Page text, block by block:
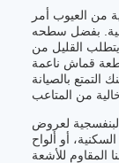
من العيوب أمر
بفضل سطحه
القليل من
قماش ناعمة
التمتع بالصيانة
من المتاعب
لعروض
أو ألواح
المقاوم للأشعة